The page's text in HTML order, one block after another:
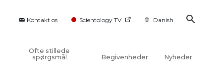
Kontakt os Scientology TV Danish
Ofte stillede
spørgsmål
Begivenheder Nyheder